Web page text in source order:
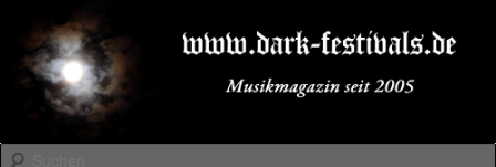
primären
Inhalt
springen
sekundären
Inhalt
springenDARK-FESTIVALS.DE
Suchen